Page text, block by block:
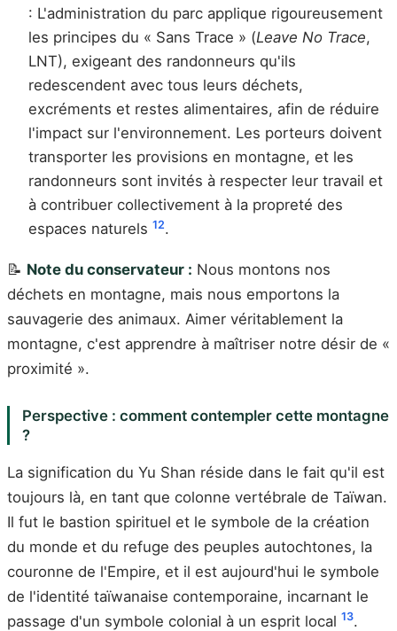
: L'administration du parc applique rigoureusement
les principes du « Sans Trace » (Leave No Trace,
LNT), exigeant des randonneurs qu'ils
redescendent avec tous leurs déchets,
excréments et restes alimentaires, afin de réduire
l'impact sur l'environnement. Les porteurs doivent
transporter les provisions en montagne, et les
randonneurs sont invités à respecter leur travail et
à contribuer collectivement à la propreté des
espaces naturels 12.
📝 Note du conservateur : Nous montons nos
déchets en montagne, mais nous emportons la
sauvagerie des animaux. Aimer véritablement la
montagne, c'est apprendre à maîtriser notre désir de «
proximité ».
Perspective : comment contempler cette montagne
?
La signification du Yu Shan réside dans le fait qu'il est
toujours là, en tant que colonne vertébrale de Taïwan.
Il fut le bastion spirituel et le symbole de la création
du monde et du refuge des peuples autochtones, la
couronne de l'Empire, et il est aujourd'hui le symbole
de l'identité taïwanaise contemporaine, incarnant le
passage d'un symbole colonial à un esprit local 13.